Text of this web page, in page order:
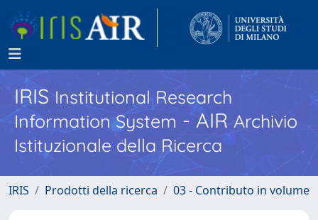
IRISInstitutional Research
Information System - AIR Archivio
Istituzionale della Ricerca
IRIS Prodotti della ricerca 03 - Contributo in volume